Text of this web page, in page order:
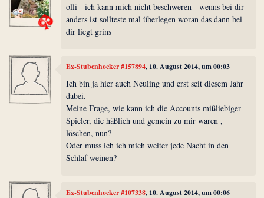
olli - ich kann mich nicht beschweren - wenns bei dir
anders ist sollteste mal überlegen woran das dann bei
dir liegt grins
Ex-Stubenhocker #157894, 10. August 2014, um 00:03
Ich bin ja hier auch Neuling und erst seit diesem Jahr
dabei.
Meine Frage, wie kann ich die Accounts mißliebiger
Spieler, die häßlich und gemein zu mir waren ,
löschen, nun?
Oder muss ich ich mich weiter jede Nacht in den
Schlaf weinen?
Ex-Stubenhocker #107338, 10. August 2014, um 00:06